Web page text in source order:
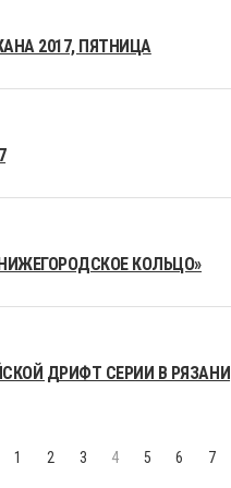
2017, ПЯТНИЦА
КОЛЬЦО»
ДРИФТ СЕРИИ В РЯЗАНИ
1 2 3 4 5 6 7